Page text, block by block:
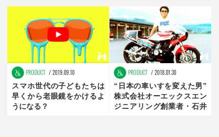
PRODUCT 2019.09.10
スマホ世代の子どもたちは
早くから老眼鏡をかけるよ
うになる？
PRODUCT 2018.01.30
“日本の車いすを変えた男”
株式会社オーエックスエン
ジニアリング創業者・石井